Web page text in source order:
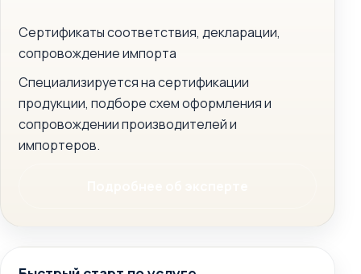
Сертификаты соответствия, декларации,
сопровождение импорта
Специализируется на сертификации
продукции, подборе схем оформления и
сопровождении производителей и
импортеров.